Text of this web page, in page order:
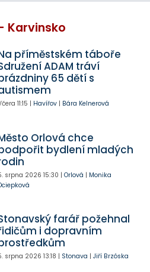
Karvinsko
příměstském táboře
ADAM tráví
65 dětí s
11:15 | Havířov| Bára Kelnerová
Orlová chce
bydlení mladých
srpna 2026 15:30 | Orlová | Monika
farář požehnal
i dopravním
srpna 2026 13:18 | Stonava | Jiří Brzóska